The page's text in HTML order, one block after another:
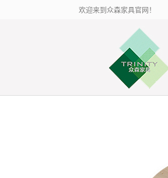
欢迎来到众森家具官网！